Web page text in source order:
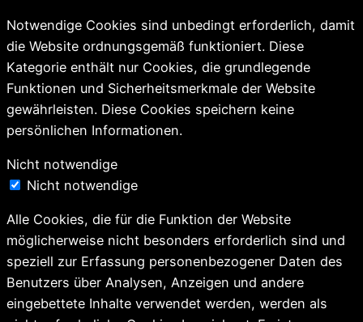
Notwendige Cookies sind unbedingt erforderlich, damit
die Website ordnungsgemäß funktioniert. Diese
Kategorie enthält nur Cookies, die grundlegende
Funktionen und Sicherheitsmerkmale der Website
gewährleisten. Diese Cookies speichern keine
persönlichen Informationen.
Nicht notwendige
Nicht notwendige
Alle Cookies, die für die Funktion der Website
möglicherweise nicht besonders erforderlich sind und
speziell zur Erfassung personenbezogener Daten des
Benutzers über Analysen, Anzeigen und andere
eingebettete Inhalte verwendet werden, werden als